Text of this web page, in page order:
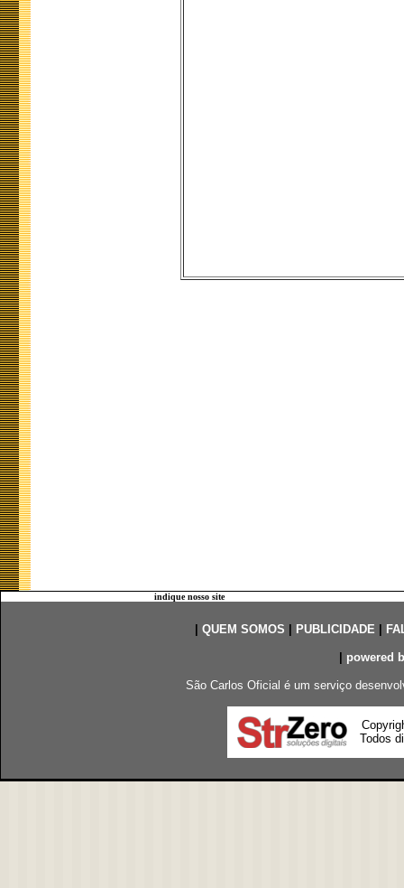
indique nosso site
QUEM SOMOS PUBLICIDADE|
powered
São Carlos Oficial é um serviço
Todos